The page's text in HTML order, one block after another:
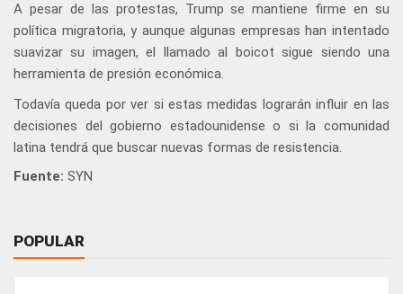
A pesar de las protestas, Trump se mantiene firme en su
política migratoria, y aunque algunas empresas han intentado
suavizar su imagen, el llamado al boicot sigue siendo una
herramienta de presión económica.
Todavía queda por ver si estas medidas lograrán influir en las
decisiones del gobierno estadounidense o si la comunidad
latina tendrá que buscar nuevas formas de resistencia.
Fuente: SYN
POPULAR